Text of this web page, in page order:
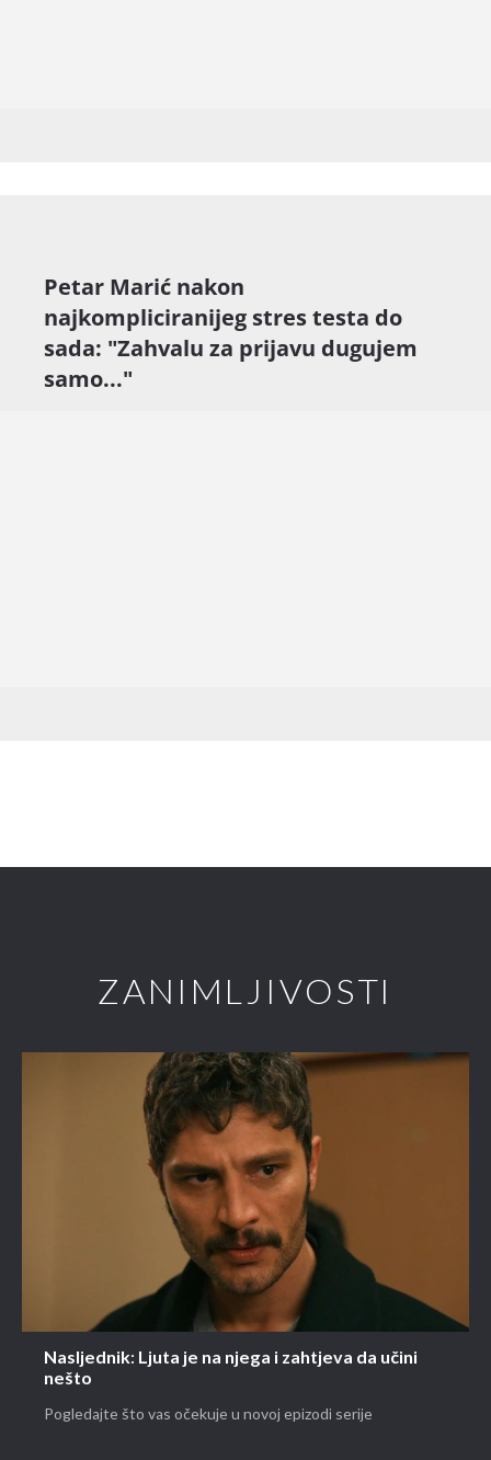
Petar Marić nakon
najkompliciranijeg stres testa do
sada: "Zahvalu za prijavu dugujem
samo..."
ZANIMLJIVOSTI
Nasljednik: Ljuta je na njega i zahtjeva da učini
nešto
Pogledajte što vas očekuje u novoj epizodi serije